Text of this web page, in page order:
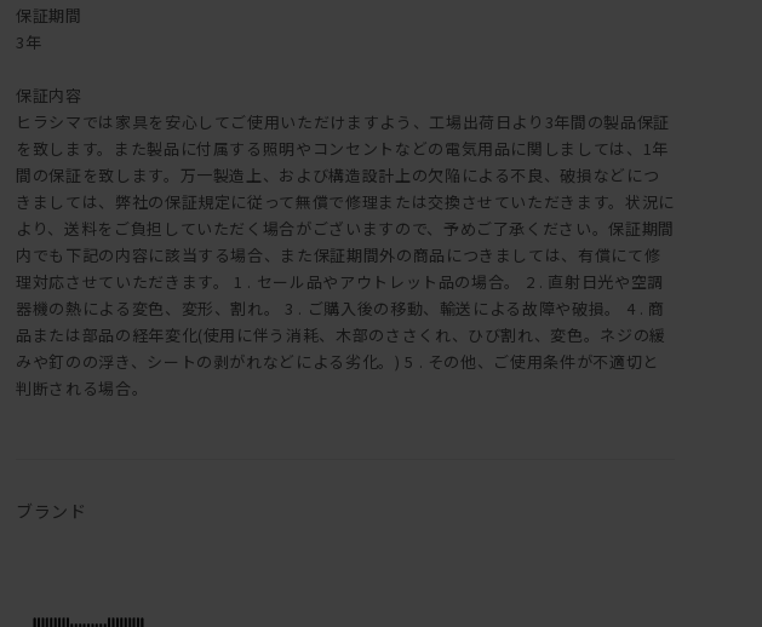
保証期間
3年
保証内容
ヒラシマでは家具を安心してご使用いただけますよう、工場出荷日より3年間の製品保証
を致します。また製品に付属する照明やコンセントなどの電気用品に関しましては、1年
間の保証を致します。万一製造上、および構造設計上の欠陥による不良、破損などにつ
きましては、弊社の保証規定に従って無償で修理または交換させていただきます。状況に
より、送料をご負担していただく場合がございますので、予めご了承ください。保証期間
内でも下記の内容に該当する場合、また保証期間外の商品につきましては、有償にて修
理対応させていただきます。 1 . セール品やアウトレット品の場合。 2 . 直射日光や空調
器機の熱による変色、変形、割れ。 3 . ご購入後の移動、輸送による故障や破損。 4 . 商
品または部品の経年変化(使用に伴う消耗、木部のささくれ、ひび割れ、変色。ネジの緩
みや釘のの浮き、シートの剥がれなどによる劣化。) 5 . その他、ご使用条件が不適切と
判断される場合。
ブランド